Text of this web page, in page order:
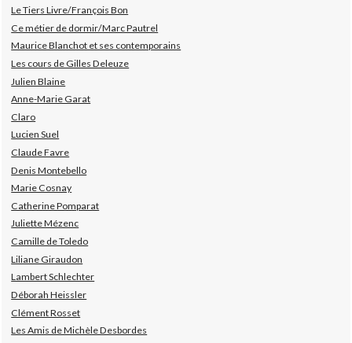
Le Tiers Livre/François Bon
Ce métier de dormir/Marc Pautrel
Maurice Blanchot et ses contemporains
Les cours de Gilles Deleuze
Julien Blaine
Anne-Marie Garat
Claro
Lucien Suel
Claude Favre
Denis Montebello
Marie Cosnay
Catherine Pomparat
Juliette Mézenc
Camille de Toledo
Liliane Giraudon
Lambert Schlechter
Déborah Heissler
Clément Rosset
Les Amis de Michèle Desbordes